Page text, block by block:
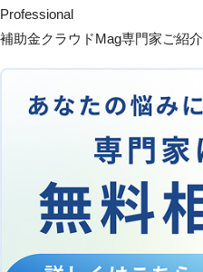
Professional
補助金クラウドMag専門家ご紹介